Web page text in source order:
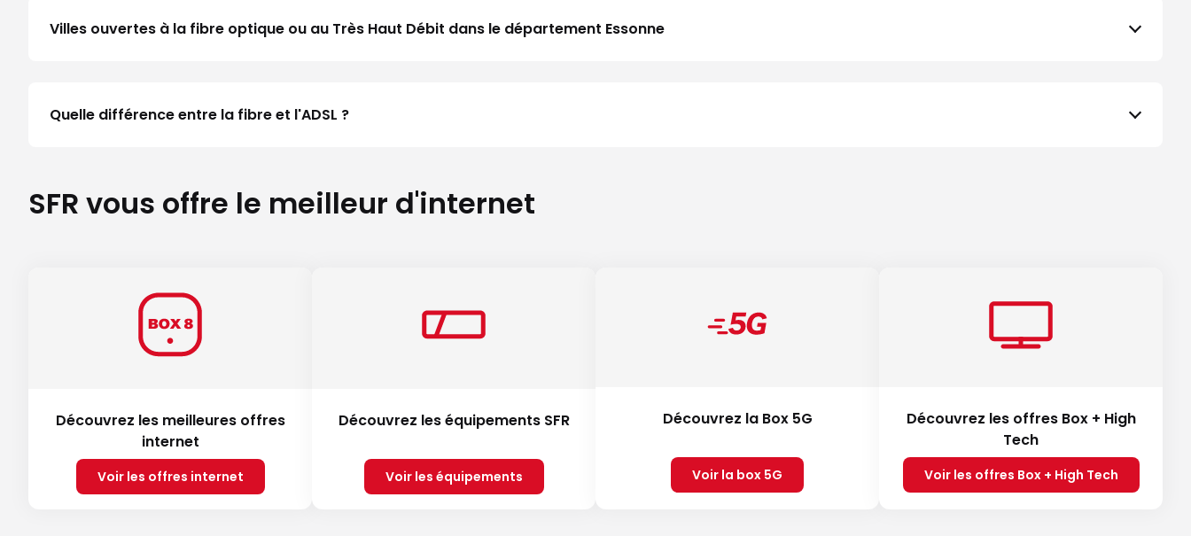
Villes ouvertes à la fibre optique ou au Très Haut Débit dans le département Essonne
Quelle différence entre la fibre et l'ADSL ?
SFR vous offre le meilleur d'internet
Découvrez les meilleures offres
internet
Voir les offres internet
Découvrez les équipements SFR
Voir les équipements
Découvrez la Box 5G
Voir la box 5G
Découvrez les offres Box + High
Tech
Voir les offres Box + High Tech